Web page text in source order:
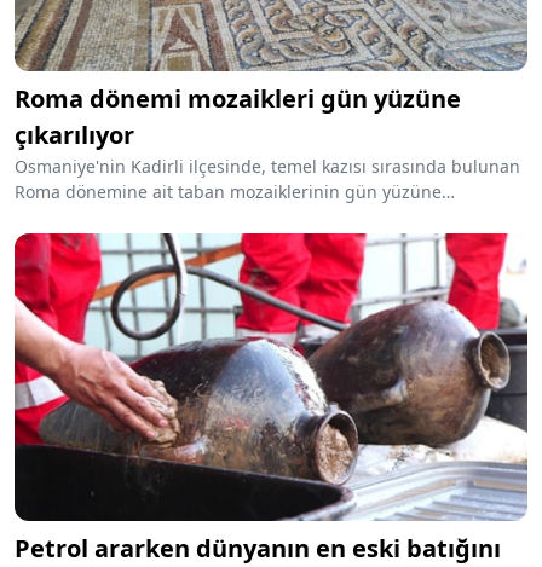
Roma dönemi mozaikleri gün yüzüne
çıkarılıyor
Osmaniye'nin Kadirli ilçesinde, temel kazısı sırasında bulunan
Roma dönemine ait taban mozaiklerinin gün yüzüne
Petrol ararken dünyanın en eski batığını